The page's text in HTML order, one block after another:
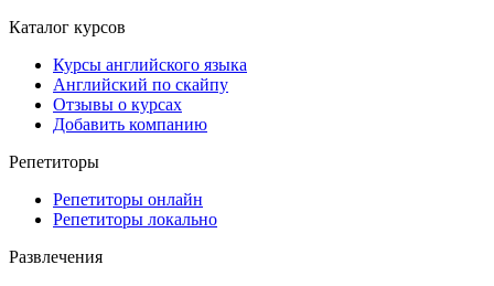
Каталог курсов
Курсы английского языка
Английский по скайпу
Отзывы о курсах
Добавить компанию
Репетиторы
Репетиторы онлайн
Репетиторы локально
Развлечения